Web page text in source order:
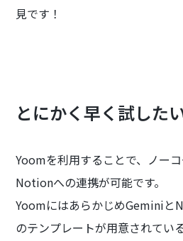
見です！
とにかく早く試した
Yoomを利用することで、ノー
Notionへの連携が可能です。
YoomにはあらかじめGeminiと
のテンプレートが用意されてい